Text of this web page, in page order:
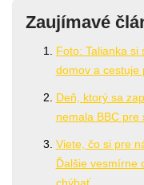
Zaujímavé
Foto: Talianka si
domov a cestuje
Deň, ktorý sa
nemala BBC pre
Viete, čo si pre
Ďalšie vesmírne